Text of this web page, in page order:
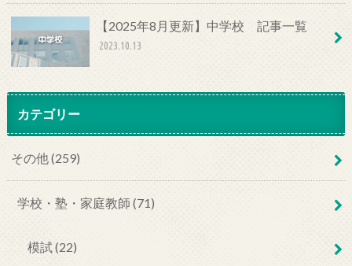
【2025年8月更新】中学校 記事一覧
2023.10.13
カテゴリー
その他 (259)
学校・塾・家庭教師 (71)
模試 (22)